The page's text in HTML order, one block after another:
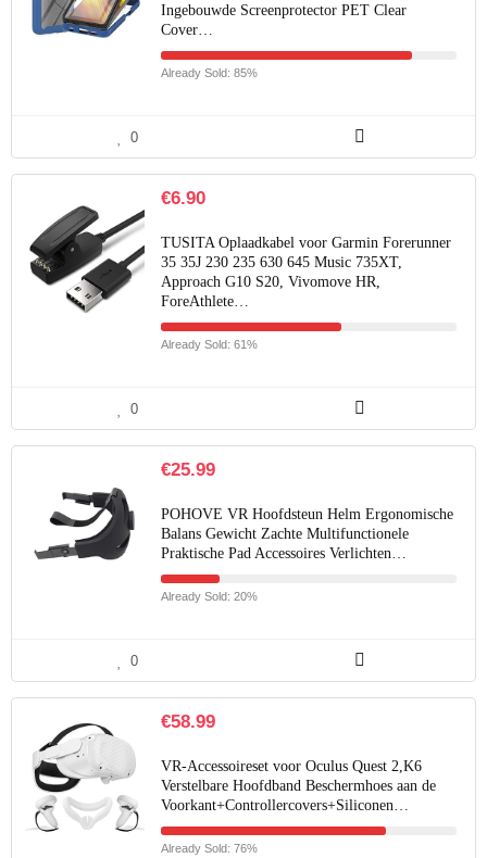
Ingebouwde Screenprotector PET Clear
Cover…
Already Sold: 85%
0
€6.90
TUSITA Oplaadkabel voor Garmin Forerunner
35 35J 230 235 630 645 Music 735XT,
Approach G10 S20, Vivomove HR,
ForeAthlete…
Already Sold: 61%
0
€25.99
POHOVE VR Hoofdsteun Helm Ergonomische
Balans Gewicht Zachte Multifunctionele
Praktische Pad Accessoires Verlichten…
Already Sold: 20%
0
€58.99
VR-Accessoireset voor Oculus Quest 2,K6
Verstelbare Hoofdband Beschermhoes aan de
Voorkant+Controllercovers+Siliconen…
Already Sold: 76%